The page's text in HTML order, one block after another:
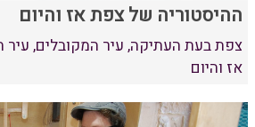
ההיסטוריה של צפת אז והיום
צפת בעת העתיקה, עיר המקובלים, עיר
אז והיום